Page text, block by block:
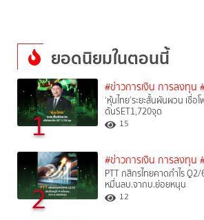
ยอดนิยมในตอนนี้
1
#ข่าวการเงิน การลงทุน
‘หุ้นไทย’ระยะสั้นผันผวน เชื่อ
ดันSET1,720จุด
15
2
#ข่าวการเงิน การลงทุน
PTT กสิกรไทยคาดกำไร
หมื่นลบ.จากบ.ย่อยหนุน
12